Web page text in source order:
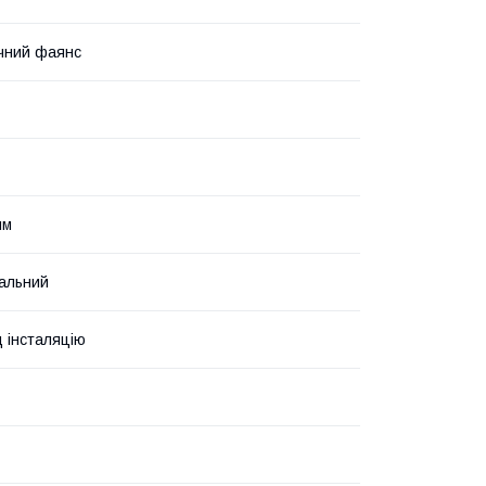
фаянс
інсталяцію